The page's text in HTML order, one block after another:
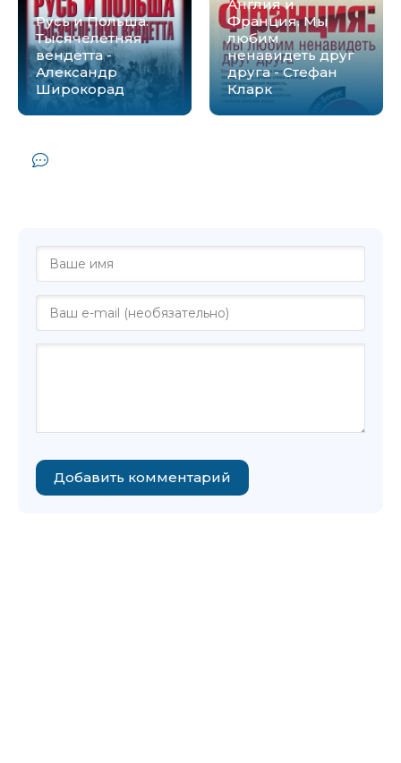
Русь и Польша.
Тысячелетняя
вендетта -
Александр
Широкорад
Англия и
Франция. Мы
любим
ненавидеть друг
друга - Стефан
Кларк
Добавить комментарий